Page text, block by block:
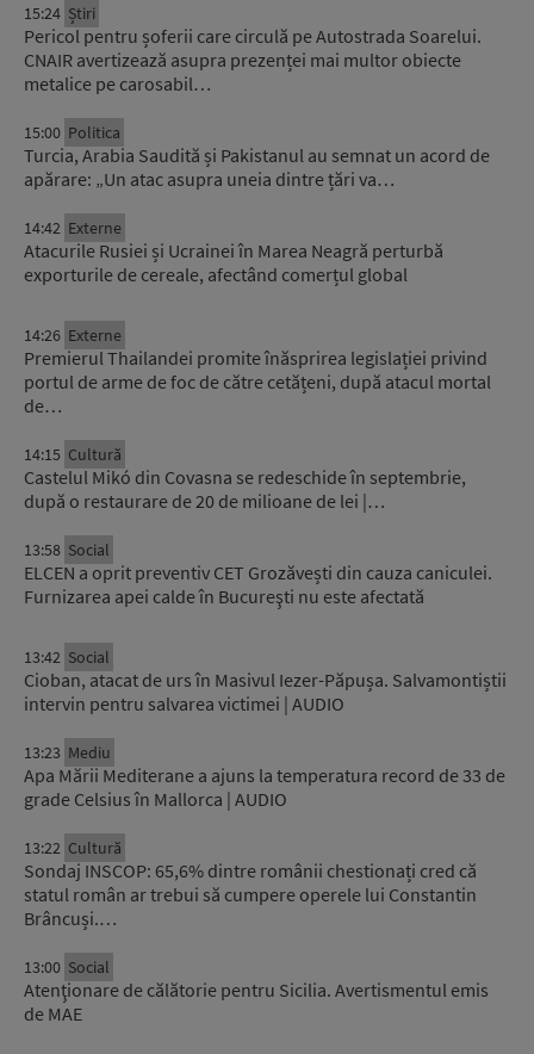
15:24 Știri
Pericol pentru șoferii care circulă pe Autostrada Soarelui.
CNAIR avertizează asupra prezenței mai multor obiecte
metalice pe carosabil…
15:00 Politica
Turcia, Arabia Saudită și Pakistanul au semnat un acord de
apărare: „Un atac asupra uneia dintre țări va…
14:42 Externe
Atacurile Rusiei și Ucrainei în Marea Neagră perturbă
exporturile de cereale, afectând comerțul global
14:26 Externe
Premierul Thailandei promite înăsprirea legislației privind
portul de arme de foc de către cetățeni, după atacul mortal
de…
14:15 Cultură
Castelul Mikó din Covasna se redeschide în septembrie,
după o restaurare de 20 de milioane de lei |…
13:58 Social
ELCEN a oprit preventiv CET Grozăvești din cauza caniculei.
Furnizarea apei calde în Bucureşti nu este afectată
13:42 Social
Cioban, atacat de urs în Masivul Iezer-Păpușa. Salvamontiștii
intervin pentru salvarea victimei | AUDIO
13:23 Mediu
Apa Mării Mediterane a ajuns la temperatura record de 33 de
grade Celsius în Mallorca | AUDIO
13:22 Cultură
Sondaj INSCOP: 65,6% dintre românii chestionați cred că
statul român ar trebui să cumpere operele lui Constantin
Brâncuși.…
13:00 Social
Atenţionare de călătorie pentru Sicilia. Avertismentul emis
de MAE